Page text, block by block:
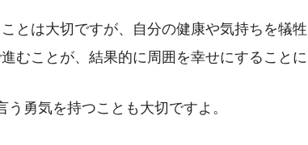
とは大切ですが、自分の健康や気持ちを犠
むことが、結果的に周囲を幸せにすることに
う勇気を持つことも大切ですよ。